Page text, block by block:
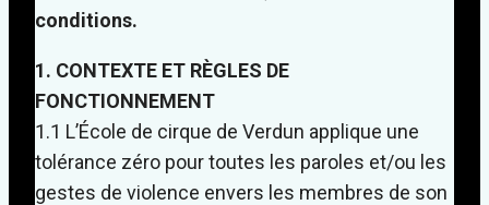
conditions.
1. CONTEXTE ET RÈGLES DE
FONCTIONNEMENT
1.1 L’École de cirque de Verdun applique une
tolérance zéro pour toutes les paroles et/ou les
gestes de violence envers les membres de son